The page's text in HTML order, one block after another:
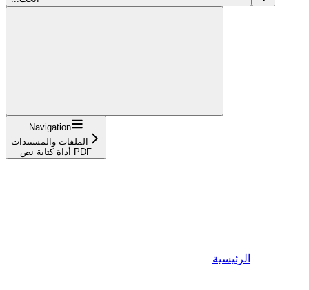
Navigation
الملفات والمستندات
أداة كتابة نص PDF
الرئيسية